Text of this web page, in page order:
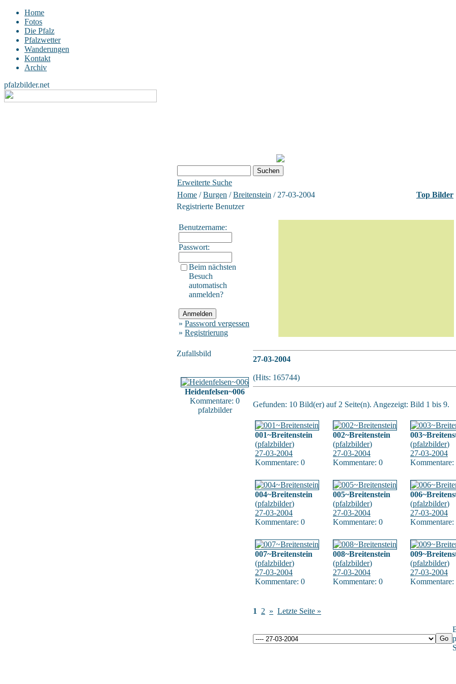
Home
Fotos
Die Pfalz
Pfalzwetter
Wanderungen
Kontakt
Archiv
pfalzbilder.net
Erweiterte Suche
Home /Burgen /Breitenstein / 27-03-2004
Top Bilder
Registrierte Benutzer
Benutzername:
Passwort:
Beim nächsten
Besuch
automatisch
anmelden?
» Password vergessen
» Registrierung
Zufallsbild
Heidenfelsen~006
Kommentare: 0
pfalzbilder
27-03-2004
(Hits: 165744)
Gefunden: 10 Bild(er) auf 2 Seite(n). Angezeigt: Bild 1 bis 9.
001~Breitenstein
(pfalzbilder)
27-03-2004
Kommentare: 0
002~Breitenstein
(pfalzbilder)
27-03-2004
Kommentare: 0
(pfalzbilder)
27-03-2004
Kommentare:
004~Breitenstein
(pfalzbilder)
27-03-2004
Kommentare: 0
005~Breitenstein
(pfalzbilder)
27-03-2004
Kommentare: 0
(pfalzbilder)
27-03-2004
Kommentare:
007~Breitenstein
(pfalzbilder)
27-03-2004
Kommentare: 0
008~Breitenstein
(pfalzbilder)
27-03-2004
Kommentare: 0
(pfalzbilder)
27-03-2004
Kommentare:
1 2 » Letzte Seite »